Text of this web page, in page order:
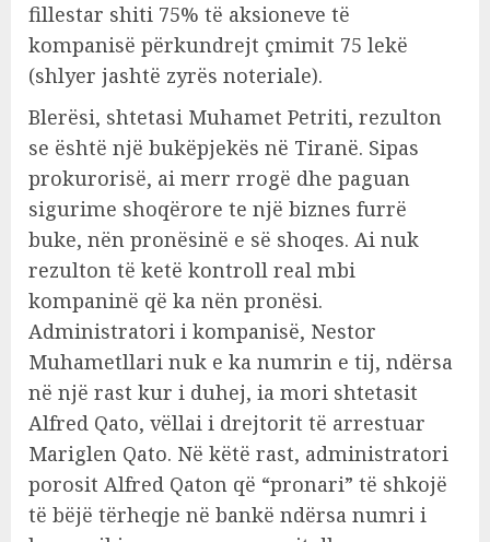
fillestar shiti 75% të aksioneve të
kompanisë përkundrejt çmimit 75 lekë
(shlyer jashtë zyrës noteriale).
Blerësi, shtetasi Muhamet Petriti, rezulton
se është një bukëpjekës në Tiranë. Sipas
prokurorisë, ai merr rrogë dhe paguan
sigurime shoqërore te një biznes furrë
buke, nën pronësinë e së shoqes. Ai nuk
rezulton të ketë kontroll real mbi
kompaninë që ka nën pronësi.
Administratori i kompanisë, Nestor
Muhametllari nuk e ka numrin e tij, ndërsa
në një rast kur i duhej, ia mori shtetasit
Alfred Qato, vëllai i drejtorit të arrestuar
Mariglen Qato. Në këtë rast, administratori
porosit Alfred Qaton që “pronari” të shkojë
të bëjë tërheqje në bankë ndërsa numri i